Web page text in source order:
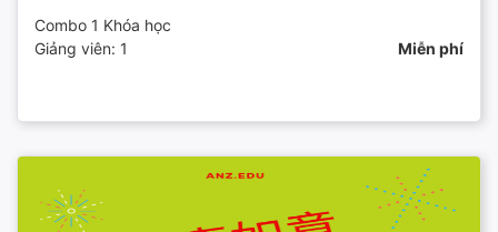
Combo 1 Khóa học
Giảng viên: 1
Miễn phí